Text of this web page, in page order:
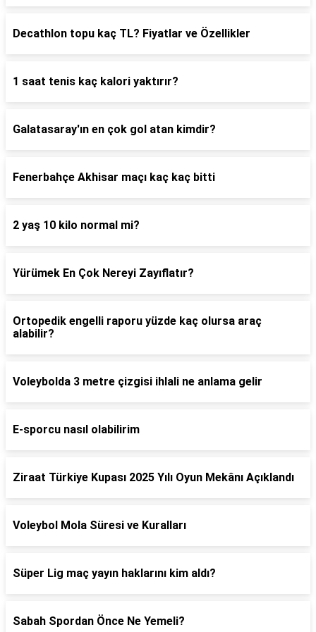
Decathlon topu kaç TL? Fiyatlar ve Özellikler
1 saat tenis kaç kalori yaktırır?
Galatasaray'ın en çok gol atan kimdir?
Fenerbahçe Akhisar maçı kaç kaç bitti
2 yaş 10 kilo normal mi?
Yürümek En Çok Nereyi Zayıflatır?
Ortopedik engelli raporu yüzde kaç olursa araç
alabilir?
Voleybolda 3 metre çizgisi ihlali ne anlama gelir
E-sporcu nasıl olabilirim
Ziraat Türkiye Kupası 2025 Yılı Oyun Mekânı Açıklandı
Voleybol Mola Süresi ve Kuralları
Süper Lig maç yayın haklarını kim aldı?
Sabah Spordan Önce Ne Yemeli?